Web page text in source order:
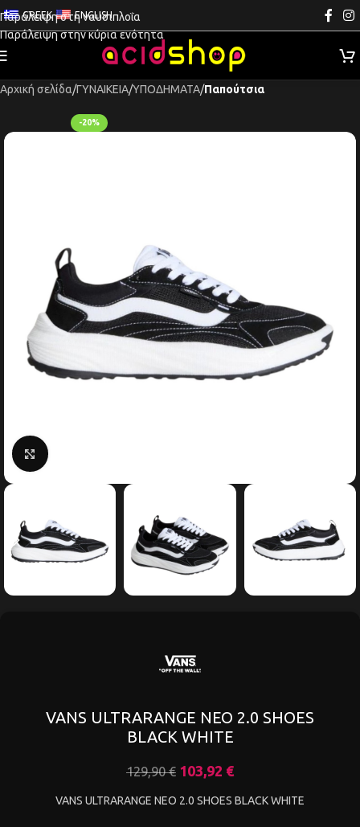
Παράλειψη στη ναυσιπλοΐα
Παράλειψη στην κύρια ενότητα
GREEK ENGLISH
Αρχική σελίδα ΓΥΝΑΙΚΕΙΑ ΥΠΟΔΗΜΑΤΑ Παπούτσια
-20%
Κάντε κλικ για μεγέθυνση
VANS ULTRARANGE NEO 2.0 SHOES
BLACK WHITE
129,90€ 103,92 €
VANS ULTRARANGE NEO 2.0 SHOES BLACK WHITE